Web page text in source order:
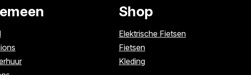
Shop
Elektrische Fietsen
Fietsen
Kleding